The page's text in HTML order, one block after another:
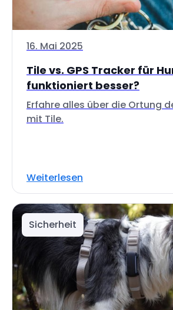
16. Mai 2025
Tile vs. GPS Tracker für
funktioniert besser?
Erfahre alles über die Ortung
mit Tile.
Weiterlesen
Sicherheit